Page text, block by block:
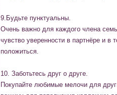
9.Будьте пунктуальны.
Очень важно для каждого члена
чувство уверенности в партнёре и в
положиться.
10. Заботьтесь друг о друге.
Покупайте любимые мелочи для